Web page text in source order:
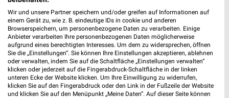
Wir und unsere Partner speichern und/oder greifen auf Informationen auf
einem Gerät zu, wie z. B. eindeutige IDs in cookie und anderen
Browserspeichern, um personenbezogene Daten zu verarbeiten. Einige
Anbieter verarbeiten Ihre personenbezogenen Daten möglicherweise
aufgrund eines berechtigten Interesses. Um dem zu widersprechen, öffnen
Sie die „Einstellungen“. Sie können Ihre Einstellungen akzeptieren, ablehnen
oder verwalten, indem Sie auf die Schaltfläche „Einstellungen verwalten“
klicken oder jederzeit auf die Fingerabdruck-Schaltfläche in der linken
unteren Ecke der Website klicken. Um Ihre Einwilligung zu widerrufen,
klicken Sie auf den Fingerabdruck oder den Link in der Fußzeile der Website
und klicken Sie auf den Menüpunkt „Meine Daten“. Auf dieser Seite können